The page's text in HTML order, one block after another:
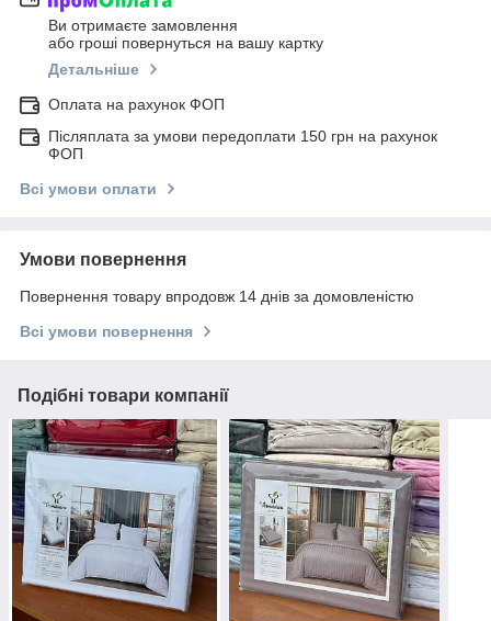
Ви отримаєте замовлення
або гроші повернуться на вашу картку
Детальніше
Оплата на рахунок ФОП
Післяплата за умови передоплати 150 грн на рахунок
ФОП
Всі умови оплати
Умови повернення
Повернення товару впродовж 14 днів за домовленістю
Всі умови повернення
Подібні товари компанії